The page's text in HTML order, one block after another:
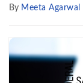
By Meeta Agarwal